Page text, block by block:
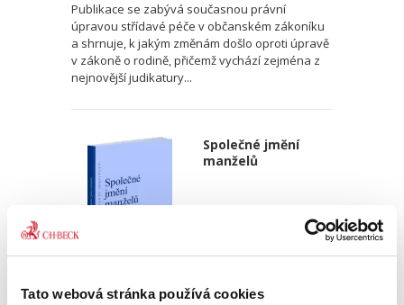
Tato webová stránka používá cookies
Publikace se zabývá současnou právní
úpravou střídavé péče v občanském zákoníku
a shrnuje, k jakým změnám došlo oproti úpravě
v zákoně o rodině, přičemž vychází zejména z
nejnovější judikatury...
Společné jmění
manželů